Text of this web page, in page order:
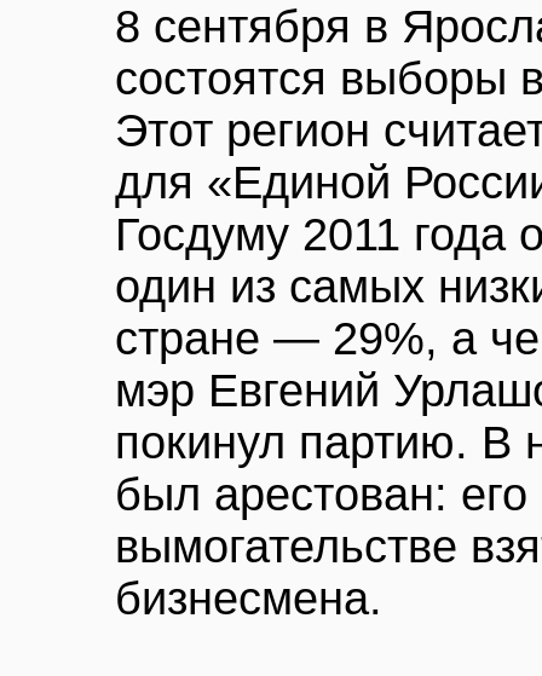
8 сентября в
состоятся выборы
Этот регион
для «Единой
Госдуму 2011 года
один из самых
стране — 29%, а
мэр Евгений
покинул партию. В
был арестован:
вымогательстве
бизнесмена.